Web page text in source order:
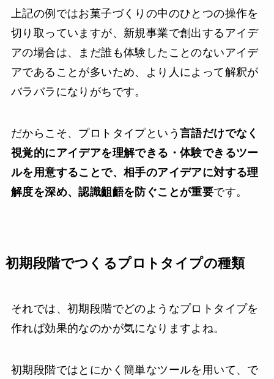
上記の例ではお菓子づくりの中のひとつの操作を
切り取っていますが、新規事業で創出するアイデ
アの場合は、まだ誰も体験したことのないアイデ
アであることが多いため、より人によって解釈が
バラバラになりがちです。
だからこそ、プロトタイプという 言語だけでなく
視覚的にアイデアを理解できる・体験できるツー
ルを用意することで、相手のアイデアに対する理
解度を深め、認識齟齬を防ぐことが重要です。
初期段階でつくるプロトタイプの種類
それでは、初期段階でどのようなプロトタイプを
作れば効果的なのかが気になりますよね。
初期段階ではとにかく簡単なツールを用いて、で